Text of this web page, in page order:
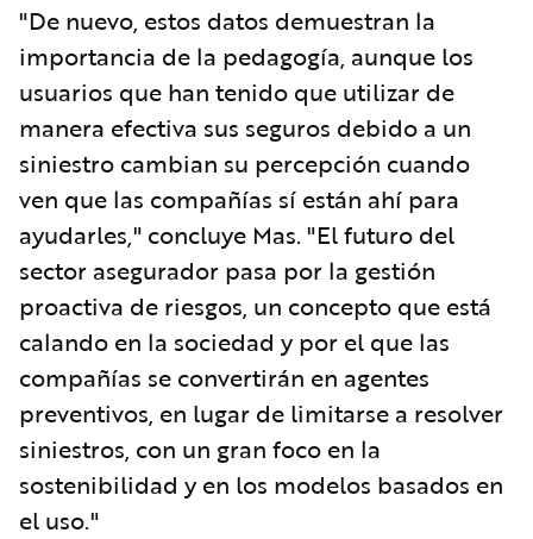
"De nuevo, estos datos demuestran la
importancia de la pedagogía, aunque los
usuarios que han tenido que utilizar de
manera efectiva sus seguros debido a un
siniestro cambian su percepción cuando
ven que las compañías sí están ahí para
ayudarles," concluye Mas. "El futuro del
sector asegurador pasa por la gestión
proactiva de riesgos, un concepto que está
calando en la sociedad y por el que las
compañías se convertirán en agentes
preventivos, en lugar de limitarse a resolver
siniestros, con un gran foco en la
sostenibilidad y en los modelos basados en
el uso."